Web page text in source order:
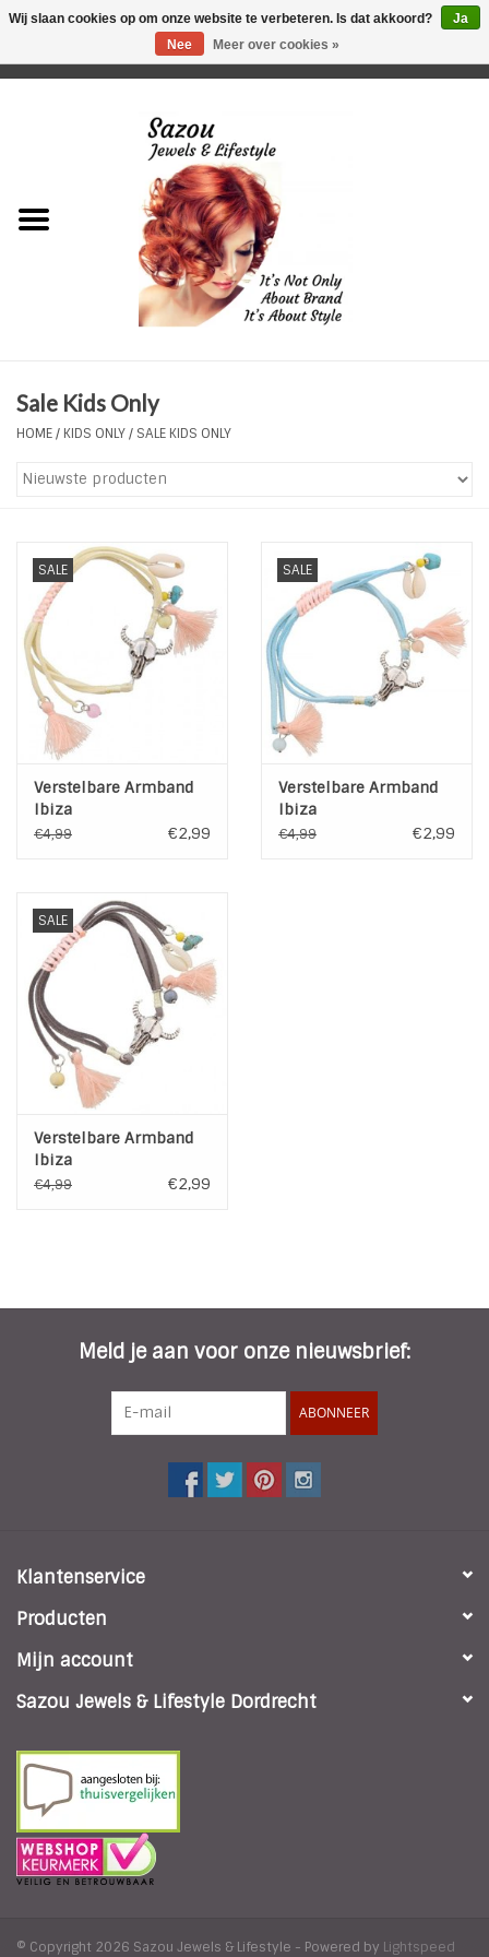
Just for Him
Plus Size Sieraden
Enkelbandjes
Haaraccesoires
Zonnebrillen
Fashion
ON THE BEACH
Charmin*s
Ohlala Jewels
LIFESTYLE PRODUCTEN
INSPIRATIE
SALE
Blog
Sale Kids Only
HOME/ KIDS ONLY/ SALE KIDS ONLY
SALE
Verstelbare Armband
Ibiza
€4,99 €2,99
SALE
Verstelbare Armband
Ibiza
€4,99 €2,99
SALE
Verstelbare Armband
Ibiza
€4,99 €2,99
Meld je aan voor onze nieuwsbrief:
ABONNEER
Klantenservice
Producten
Mijn account
Sazou Jewels & Lifestyle Dordrecht
© Copyright 2026 Sazou Jewels & Lifestyle - Powered by Lightspeed
Wij slaan cookies op om onze website te verbeteren. Is dat akkoord?
Ja
Nee
Meer over cookies »